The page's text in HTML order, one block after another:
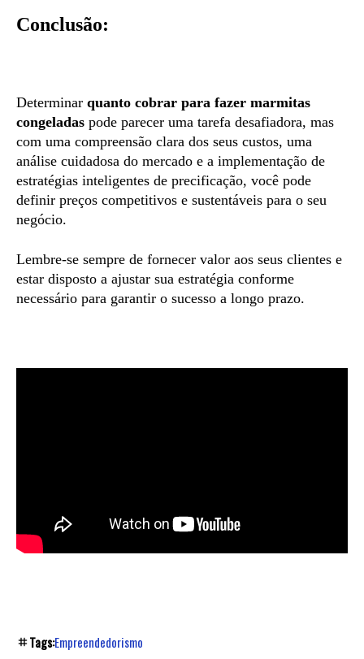
Conclusão:
Determinar quanto cobrar para fazer marmitas
congeladas pode parecer uma tarefa desafiadora, mas
com uma compreensão clara dos seus custos, uma
análise cuidadosa do mercado e a implementação de
estratégias inteligentes de precificação, você pode
definir preços competitivos e sustentáveis para o seu
negócio.
Lembre-se sempre de fornecer valor aos seus clientes e
estar disposto a ajustar sua estratégia conforme
necessário para garantir o sucesso a longo prazo.
Tags:Empreendedorismo